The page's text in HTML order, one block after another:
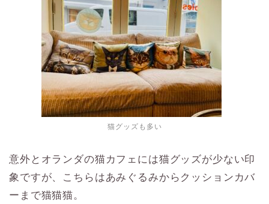
猫グッズも多い
意外とオランダの猫カフェには猫グッズが少ない印
象ですが、こちらはあみぐるみからクッションカバ
ーまで猫猫猫。